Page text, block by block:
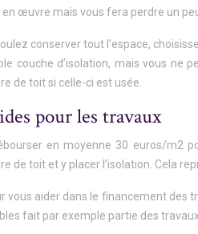
œuvre mais vous fera perdre un
conserver tout l’espace,
couche d’isolation, mais vous ne
de toit si celle-ci est usée.
pour les travaux
en moyenne 30 euros/m2
de toit et y placer l’isolation. Cela
vous aider dans le financement des
fait par exemple partie des